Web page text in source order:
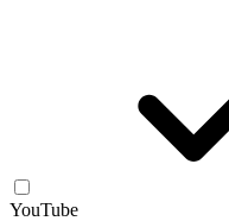
YouTube